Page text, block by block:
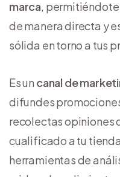
marca,
de manera directa y
sólida en torno a tus
Es un canal de
difundes
recolectas opiniones
cualificado a tu
herramientas de